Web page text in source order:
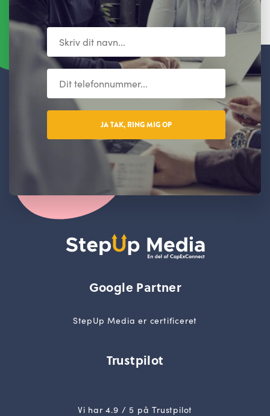
JA TAK, RING MIG OP
Google Partner
StepUp Media er certificeret
Trustpilot
Vi har 4.9 / 5 på Trustpilot